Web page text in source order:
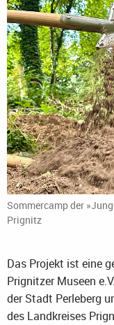
Sommercamp der
Prignitz
Das Projekt ist eine
Prignitzer Museen
der Stadt Perleberg
des Landkreises